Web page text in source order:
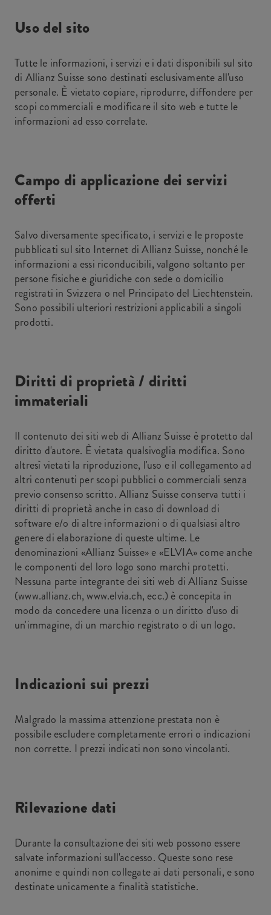
Uso del sito
Tutte le informazioni, i servizi e i dati disponibili sul sito
di Allianz Suisse sono destinati esclusivamente all'uso
personale. È vietato copiare, riprodurre, diffondere per
scopi commerciali e modificare il sito web e tutte le
informazioni ad esso correlate.
Campo di applicazione dei servizi
offerti
Salvo diversamente specificato, i servizi e le proposte
pubblicati sul sito Internet di Allianz Suisse, nonché le
informazioni a essi riconducibili, valgono soltanto per
persone fisiche e giuridiche con sede o domicilio
registrati in Svizzera o nel Principato del Liechtenstein.
Sono possibili ulteriori restrizioni applicabili a singoli
prodotti.
Diritti di proprietà / diritti
immateriali
Il contenuto dei siti web di Allianz Suisse è protetto dal
diritto d'autore. È vietata qualsivoglia modifica. Sono
altresì vietati la riproduzione, l'uso e il collegamento ad
altri contenuti per scopi pubblici o commerciali senza
previo consenso scritto. Allianz Suisse conserva tutti i
diritti di proprietà anche in caso di download di
software e/o di altre informazioni o di qualsiasi altro
genere di elaborazione di queste ultime. Le
denominazioni «Allianz Suisse» e «ELVIA» come anche
le componenti del loro logo sono marchi protetti.
Nessuna parte integrante dei siti web di Allianz Suisse
(www.allianz.ch, www.elvia.ch, ecc.) è concepita in
modo da concedere una licenza o un diritto d'uso di
un'immagine, di un marchio registrato o di un logo.
Indicazioni sui prezzi
Malgrado la massima attenzione prestata non è
possibile escludere completamente errori o indicazioni
non corrette. I prezzi indicati non sono vincolanti.
Rilevazione dati
Durante la consultazione dei siti web possono essere
salvate informazioni sull'accesso. Queste sono rese
anonime e quindi non collegate ai dati personali, e sono
destinate unicamente a finalità statistiche.